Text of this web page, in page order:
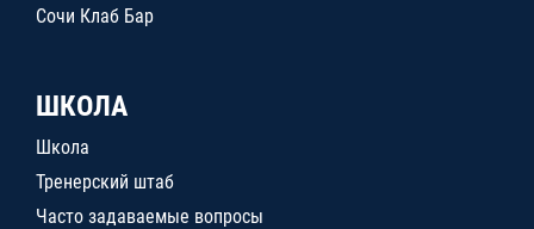
Сочи Клаб Бар
ШКОЛА
Школа
Тренерский штаб
Часто задаваемые вопросы